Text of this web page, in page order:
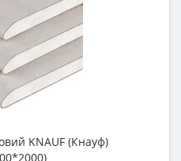
KNAUF (Кнауф)